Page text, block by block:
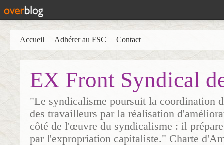
EX Front Syndical
"Le syndicalisme poursuit la coordination
des travailleurs par la réalisation
côté de l'œuvre du syndicalisme : il
par l'expropriation capitaliste." Charte
Accueil Adhérer au FSC Contact